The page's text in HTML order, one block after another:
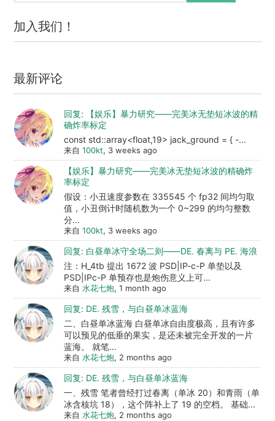
加入我们！
最新评论
回复: 【娱乐】暴力研究——完美冰无垫短冰波的精
确炸率标定
const std::array<float,19> jack_ground = { -...
来自 100kt, 3 weeks ago
【娱乐】暴力研究——完美冰无垫短冰波的精确炸
率标定
假设：小丑速度参数在 335545 个 fp32 间均匀取
值，小丑倒计时随机数为一个 0~299 的均匀整数
分...
来自 100kt, 3 weeks ago
回复: 白昼单冰守全场二则——DE. 春离与 PE. 海浪
注：H_4tb 提出 1672 波 PSD|IP-c-P 单垫以及
PSD|IPc-P 单预存也是炮伤意义上可...
来自 水花七炮, 1 month ago
回复: DE. 残雪，与白昼单冰蓝海
二、白昼单冰蓝海 白昼单冰自由度极高，且有许多
可以预见的低垂的果实，是还未被完全开发的一片
蓝海。 就笔...
来自 水花七炮, 2 months ago
回复: DE. 残雪，与白昼单冰蓝海
一、残雪 笔者曾经打过春离（单冰 20）和青雨（单
冰含核坑 18），这个阵补上了 19 的空档。 基础...
来自 水花七炮, 2 months ago